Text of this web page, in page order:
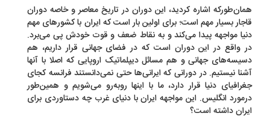
اشاره کردید، این دوران در تاریخ معاصر و خاصه دوران
بسیار مهم است؛ برای اولین بار است که ایران با کشورهای مهم
مواجهه پیدا می‌کند و به نقاط ضعف و قوت خودش پی می‌برد.
واقع در این دوران است که در فضای جهانی قرار داریم، هم
جهانی و هم مسائل دیپلماتیک اروپایی که اصلا با آنها
نیستیم. در دورانی که ایرانی‌ها حتی نمی‌دانستند فرانسه کجای
دنیا قرار دارد، ما با اینها روبه‌رو می‌شویم و همین‌طور
انگلیس. این مواجهه ایران با دنیای غرب چه دستاوردی برای
داشته است؟